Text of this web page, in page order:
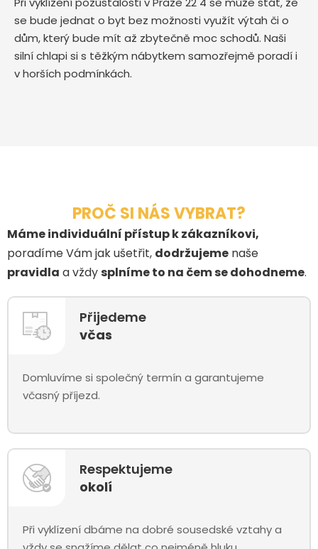
se bude jednat o byt bez možnosti využít výtah či o
dům, který bude mít až zbytečně moc schodů. Naši
silní chlapi si s těžkým nábytkem samozřejmě poradí i
v horších podmínkách.
PROČ SI NÁS VYBRAT?
Máme individuální přístup k zákazníkovi,
poradíme Vám jak ušetřit, dodržujeme naše
pravidla a vždy splníme to na čem se dohodneme.
Přijedeme
včas
Domluvíme si společný termín a garantujeme
včasný příjezd.
Respektujeme
okolí
Při vyklízení dbáme na dobré sousedské vztahy a